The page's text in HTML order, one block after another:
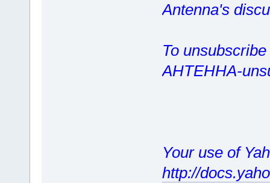
Antenna's
To
AHTEHHA-
Your use of
http://